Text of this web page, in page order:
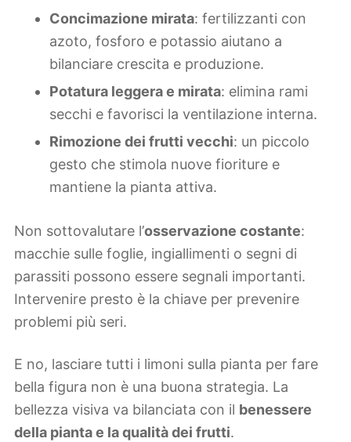
Concimazione mirata: fertilizzanti con
azoto, fosforo e potassio aiutano a
bilanciare crescita e produzione.
Potatura leggera e mirata: elimina rami
secchi e favorisci la ventilazione interna.
Rimozione dei frutti vecchi: un piccolo
gesto che stimola nuove fioriture e
mantiene la pianta attiva.
Non sottovalutare l’osservazione costante:
macchie sulle foglie, ingiallimenti o segni di
parassiti possono essere segnali importanti.
Intervenire presto è la chiave per prevenire
problemi più seri.
E no, lasciare tutti i limoni sulla pianta per fare
bella figura non è una buona strategia. La
bellezza visiva va bilanciata con il benessere
della pianta e la qualità dei frutti.